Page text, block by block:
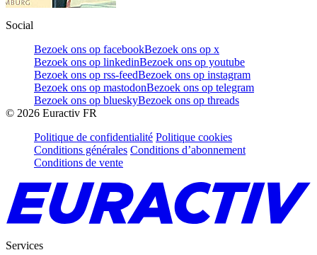
Social
Bezoek ons op facebookBezoek ons op x
Bezoek ons op linkedinBezoek ons op youtube
Bezoek ons op rss-feedBezoek ons op instagram
Bezoek ons op mastodonBezoek ons op telegram
Bezoek ons op blueskyBezoek ons op threads
© 2026 Euractiv FR
Politique de confidentialité Politique cookies
Conditions générales Conditions d’abonnement
Conditions de vente
Services